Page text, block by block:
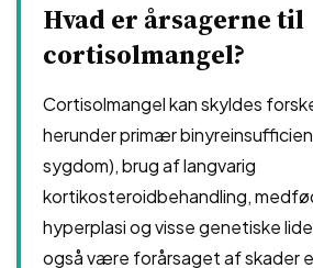
Hvad er årsagerne til
cortisolmangel?
Cortisolmangel kan skyldes
herunder primær
sygdom), brug af langvarig
kortikosteroidbehandling,
hyperplasi og visse genetiske
også være forårsaget af skader